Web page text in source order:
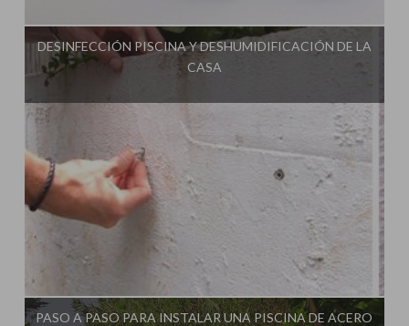
DESINFECCIÓN PISCINA Y DESHUMIDIFICACIÓN DE LA
CASA
Influencer: Idea Tu Mismo
PASO A PASO PARA INSTALAR UNA PISCINA DE ACERO